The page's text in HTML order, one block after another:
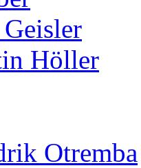
Höller
Otremba